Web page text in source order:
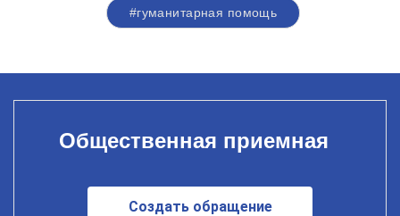
#гуманитарная помощь
Общественная приемная
Создать обращение